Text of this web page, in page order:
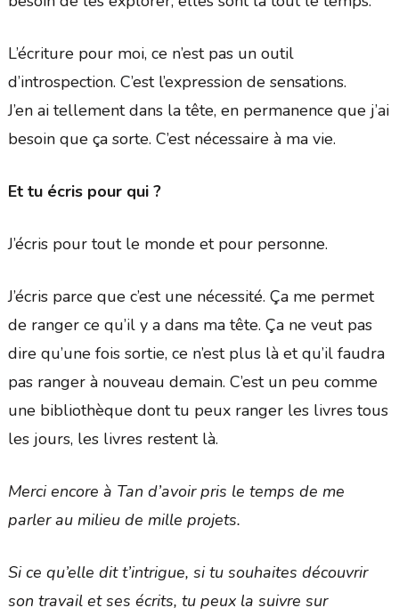
L’écriture pour moi, ce n’est pas un outil
d’introspection. C’est l’expression de sensations.
J’en ai tellement dans la tête, en permanence que j’ai
besoin que ça sorte. C’est nécessaire à ma vie.
Et tu écris pour qui ?
J’écris pour tout le monde et pour personne.
J’écris parce que c’est une nécessité. Ça me permet
de ranger ce qu’il y a dans ma tête. Ça ne veut pas
dire qu’une fois sortie, ce n’est plus là et qu’il faudra
pas ranger à nouveau demain. C’est un peu comme
une bibliothèque dont tu peux ranger les livres tous
les jours, les livres restent là.
Merci encore à Tan d’avoir pris le temps de me
parler au milieu de mille projets.
Si ce qu’elle dit t’intrigue, si tu souhaites découvrir
son travail et ses écrits, tu peux la suivre sur